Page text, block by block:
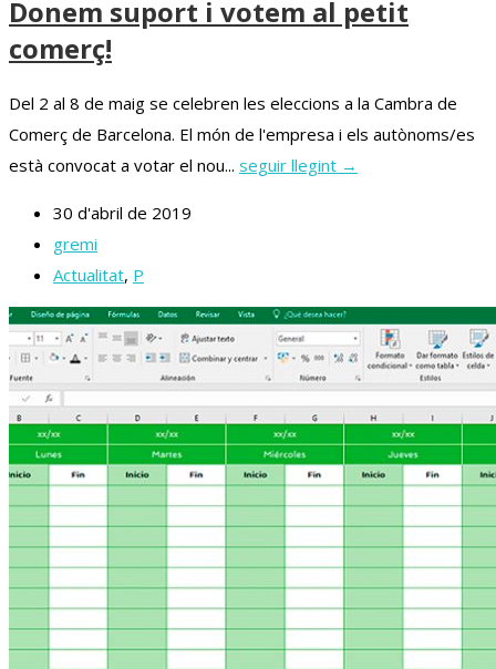
Donem suport i votem al petit
comerç!
Del 2 al 8 de maig se celebren les eleccions a la Cambra de
Comerç de Barcelona. El món de l'empresa i els autònoms/es
està convocat a votar el nou... seguir llegint →
30 d'abril de 2019
gremi
Actualitat, P